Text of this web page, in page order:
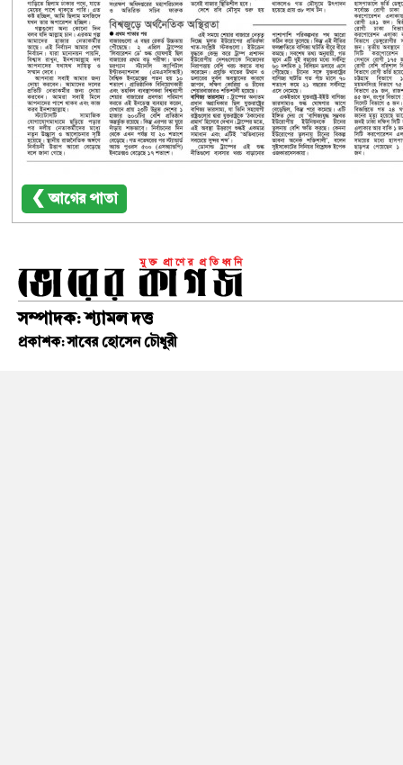
❮ আগের পাতা
সম্পাদক: শ্যামল দত্ত
প্রকাশক: সাবের হোসেন চৌধুরী